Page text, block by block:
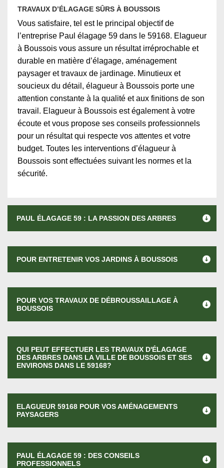
TRAVAUX D’ÉLAGAGE SÛRS À BOUSSOIS
Vous satisfaire, tel est le principal objectif de
l’entreprise Paul élagage 59 dans le 59168. Elagueur
à Boussois vous assure un résultat irréprochable et
durable en matière d’élagage, aménagement
paysager et travaux de jardinage. Minutieux et
soucieux du détail, élagueur à Boussois porte une
attention constante à la qualité et aux finitions de son
travail. Elagueur à Boussois est également à votre
écoute et vous propose ses conseils professionnels
pour un résultat qui respecte vos attentes et votre
budget. Toutes les interventions d’élagueur à
Boussois sont effectuées suivant les normes et la
sécurité.
PAUL ÉLAGAGE 59 : LA PASSION DES ARBRES
POUR ENTRETENIR VOS JARDINS À BOUSSOIS
POUR VOS TRAVAUX DE DÉBROUSSAILLAGE À
BOUSSOIS
QUI PEUT EFFECTUER LES TRAVAUX D'ÉLAGAGE
DES ARBRES DANS LA VILLE DE BOUSSOIS ET SES
ENVIRONS DANS LE 59168?
ELAGUEUR 59168 POUR VOS AMÉNAGEMENTS
PAYSAGERS
PAUL ÉLAGAGE 59 : DES CONSEILS
PROFESSIONNELS